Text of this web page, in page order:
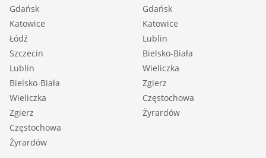
Gdańsk
Katowice
Łódź
Szczecin
Lublin
Bielsko-Biała
Wieliczka
Zgierz
Częstochowa
Żyrardów
Gdańsk
Katowice
Lublin
Bielsko-Biała
Wieliczka
Zgierz
Częstochowa
Żyrardów